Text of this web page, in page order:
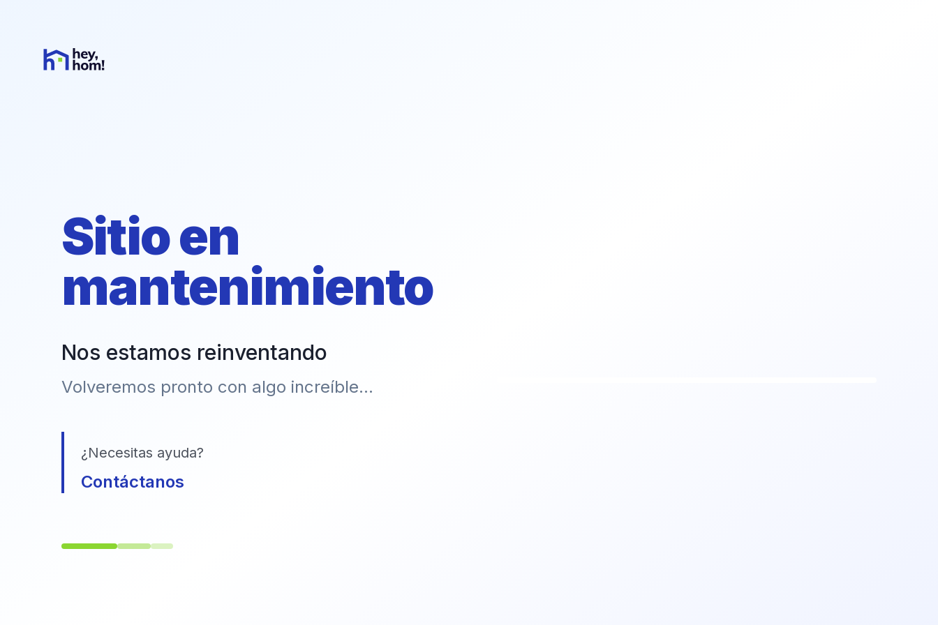
Sitio en
mantenimiento
Nos estamos reinventando
Volveremos pronto con algo increíble...
¿Necesitas ayuda?
Contáctanos